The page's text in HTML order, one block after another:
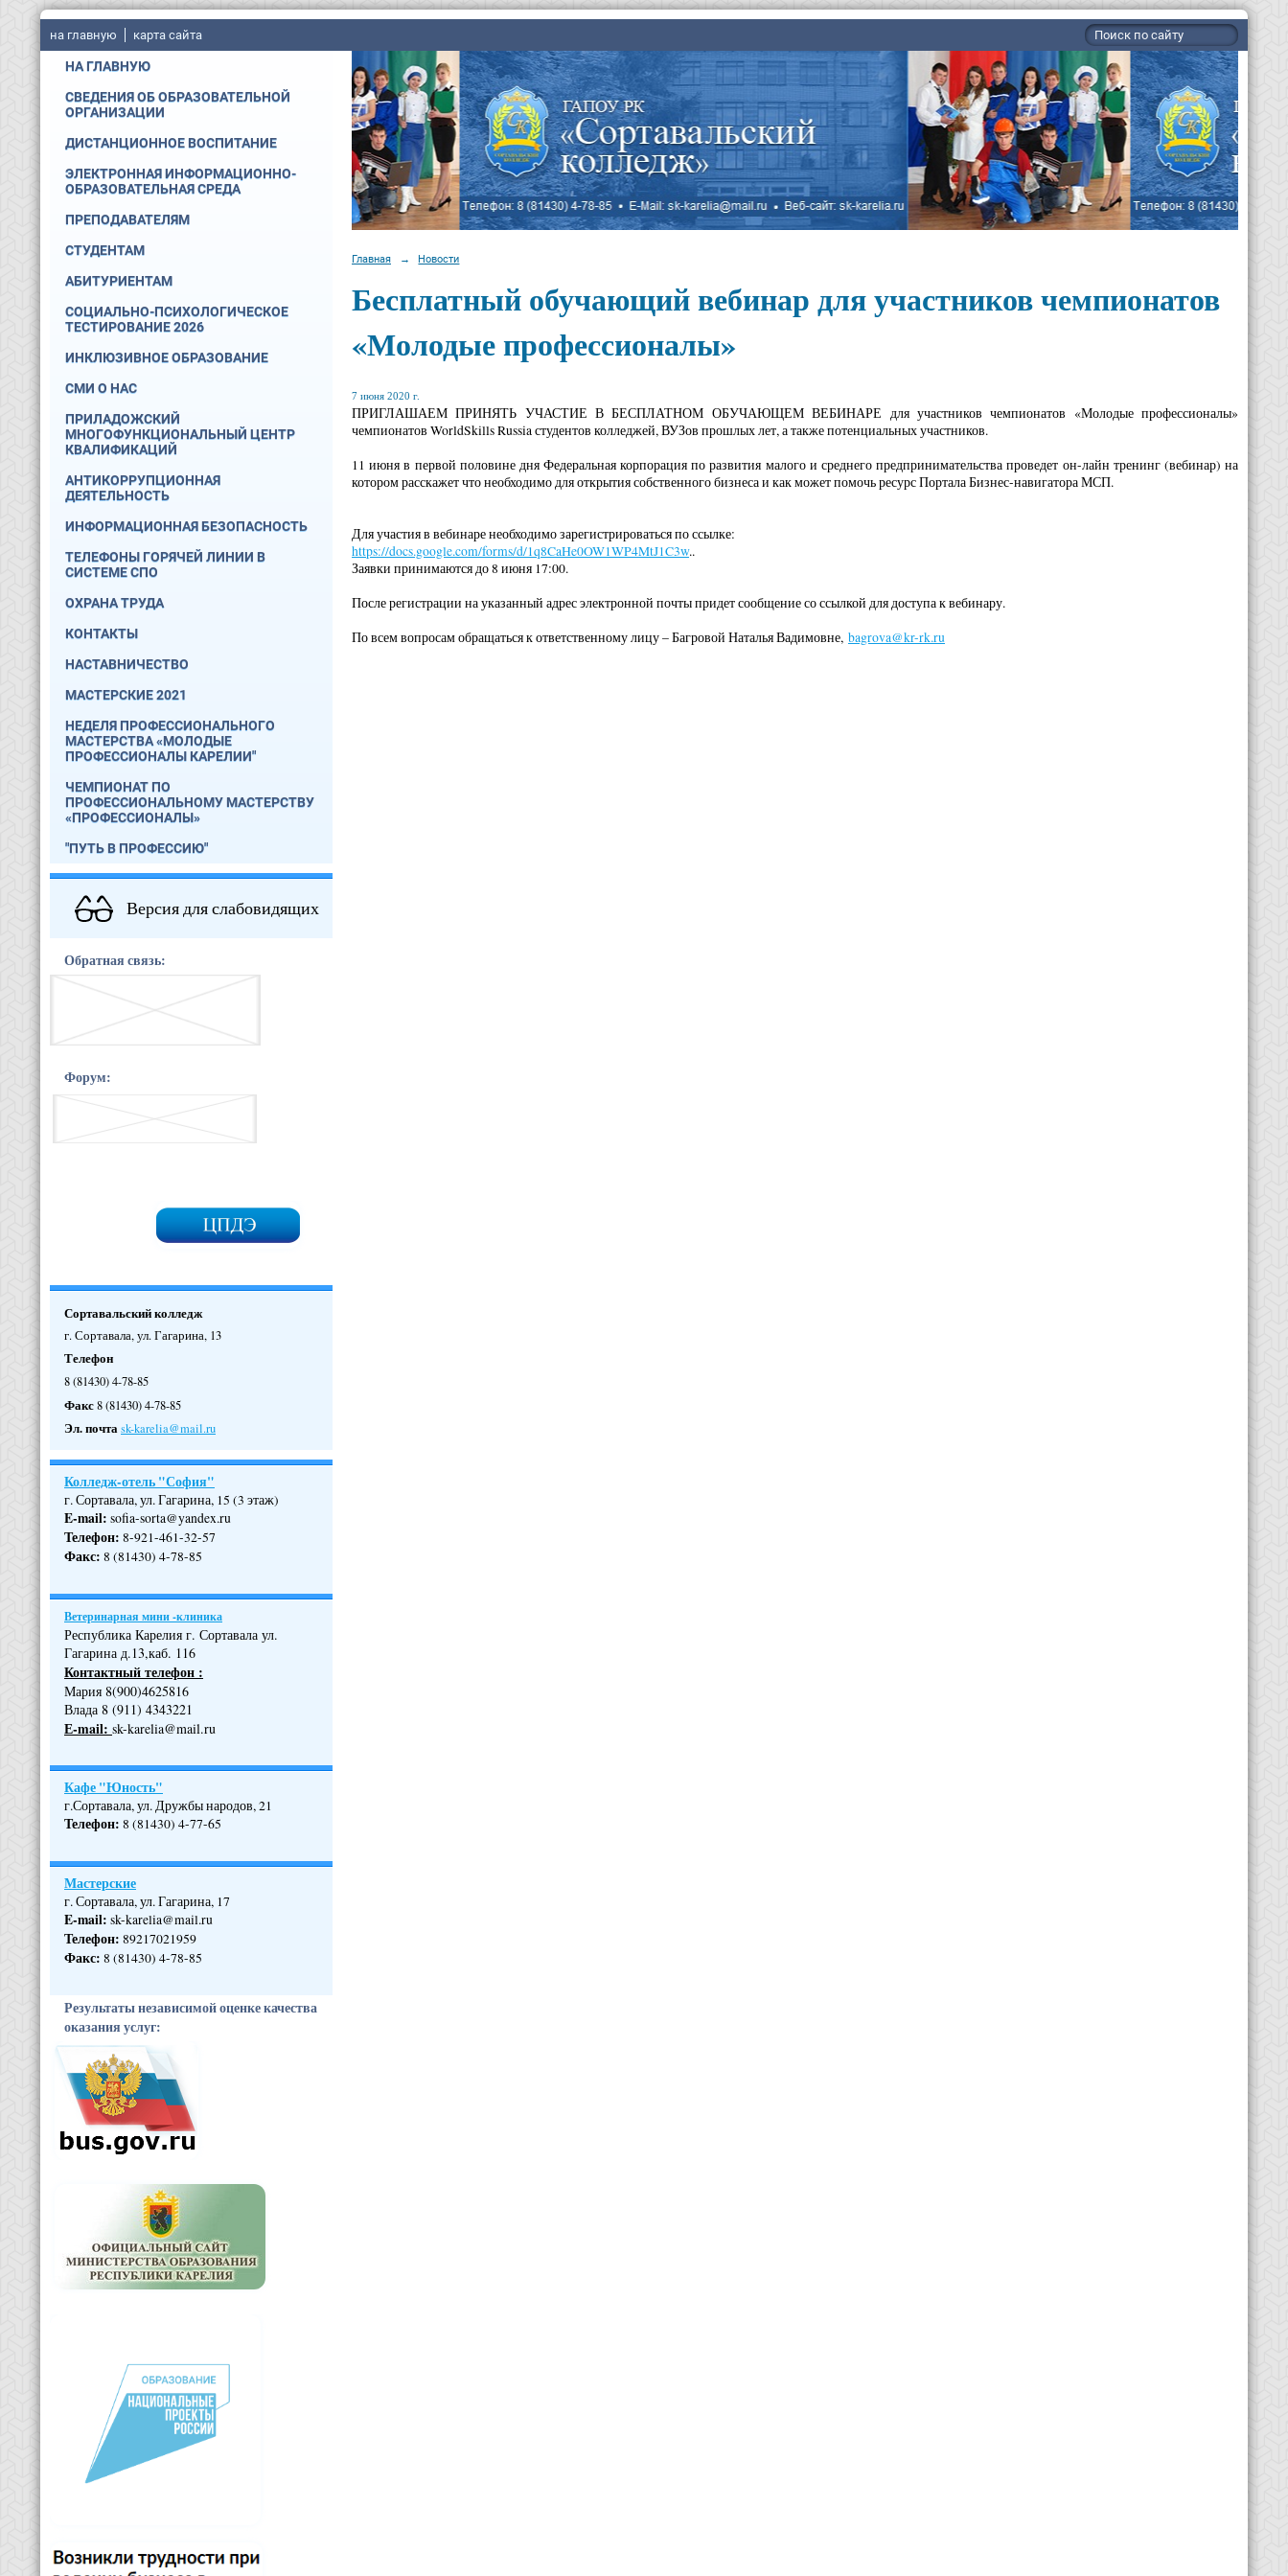
на главную карта сайта
НА ГЛАВНУЮ
СВЕДЕНИЯ ОБ ОБРАЗОВАТЕЛЬНОЙ
ОРГАНИЗАЦИИ
ДИСТАНЦИОННОЕ ВОСПИТАНИЕ
ЭЛЕКТРОННАЯ ИНФОРМАЦИОННО-
ОБРАЗОВАТЕЛЬНАЯ СРЕДА
ПРЕПОДАВАТЕЛЯМ
СТУДЕНТАМ
АБИТУРИЕНТАМ
СОЦИАЛЬНО-ПСИХОЛОГИЧЕСКОЕ
ТЕСТИРОВАНИЕ 2026
ИНКЛЮЗИВНОЕ ОБРАЗОВАНИЕ
СМИ О НАС
ПРИЛАДОЖСКИЙ
МНОГОФУНКЦИОНАЛЬНЫЙ ЦЕНТР
КВАЛИФИКАЦИЙ
АНТИКОРРУПЦИОННАЯ
ДЕЯТЕЛЬНОСТЬ
ИНФОРМАЦИОННАЯ БЕЗОПАСНОСТЬ
ТЕЛЕФОНЫ ГОРЯЧЕЙ ЛИНИИ В
СИСТЕМЕ СПО
ОХРАНА ТРУДА
КОНТАКТЫ
НАСТАВНИЧЕСТВО
МАСТЕРСКИЕ 2021
НЕДЕЛЯ ПРОФЕССИОНАЛЬНОГО
МАСТЕРСТВА «МОЛОДЫЕ
ПРОФЕССИОНАЛЫ КАРЕЛИИ"
ЧЕМПИОНАТ ПО
ПРОФЕССИОНАЛЬНОМУ МАСТЕРСТВУ
«ПРОФЕССИОНАЛЫ»
"ПУТЬ В ПРОФЕССИЮ"
Версия для слабовидящих
Обратная связь:
Форум:
Сортавальский колледж
г. Сортавала, ул. Гагарина, 13
Телефон
8 (81430) 4-78-85
Факс8 (81430) 4-78-85
Эл. почтаsk-karelia@mail.ru
Колледж-отель "София"
г. Сортавала, ул. Гагарина, 15 (3 этаж)
E-mail: sofia-sorta@yandex.ru
Телефон: 8-921-461-32-57
Факс: 8 (81430) 4-78-85
Ветеринарная мини -клиника
Республика Карелия г. Сортавала ул.
Гагарина д.13,каб. 116
Контактный телефон :
Мария 8(900)4625816
Влада 8 (911) 4343221
Е-mail: sk-karelia@mail.ru
Кафе "Юность"
г.Сортавала, ул. Дружбы народов, 21
Телефон: 8 (81430) 4-77-65
Мастерские
г. Сортавала, ул. Гагарина, 17
E-mail: sk-karelia@mail.ru
Телефон: 89217021959
Факс: 8 (81430) 4-78-85
Результаты независимой оценке качества
оказания услуг:
Главная → Новости
Бесплатный обучающий вебинар для участников чемпионатов
«Молодые профессионалы»
7 июня 2020 г.
ПРИГЛАШАЕМ ПРИНЯТЬ УЧАСТИЕ В БЕСПЛАТНОМ ОБУЧАЮЩЕМ ВЕБИНАРЕ для участников чемпионатов «Молодые профессионалы»
чемпионатов WorldSkills Russia студентов колледжей, ВУЗов прошлых лет, а также потенциальных участников.
11 июня в первой половине дня Федеральная корпорация по развития малого и среднего предпринимательства проведет он-лайн тренинг (вебинар) на
котором расскажет что необходимо для открытия собственного бизнеса и как может помочь ресурс Портала Бизнес-навигатора МСП.
Для участия в вебинаре необходимо зарегистрироваться по ссылке:
https://docs.google.com/forms/d/1q8CaHe0OW1WP4MtJ1C3w..
Заявки принимаются до 8 июня 17:00.
После регистрации на указанный адрес электронной почты придет сообщение со ссылкой для доступа к вебинару.
По всем вопросам обращаться к ответственному лицу – Багровой Наталья Вадимовне, bagrova@kr-rk.ru